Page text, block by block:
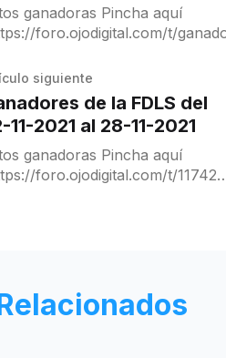
ganadoras Pincha aquí
foro.ojodigital.com/t/
para ver a ganadores y
siguiente
de la FDLS del
11-2021 al 28-11-2021
ganadoras Pincha aquí
foro.ojodigital.com/t/